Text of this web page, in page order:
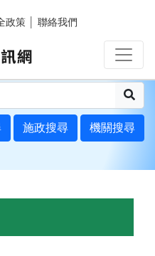
政策 聯絡我們
施政搜尋 機關搜尋